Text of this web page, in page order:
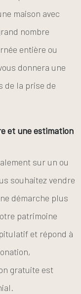
maison avec
nombre
entière ou
donnera une
de la prise de
et une estimation
sur un ou
souhaitez vendre
démarche plus
patrimoine
et répond à
gratuite est